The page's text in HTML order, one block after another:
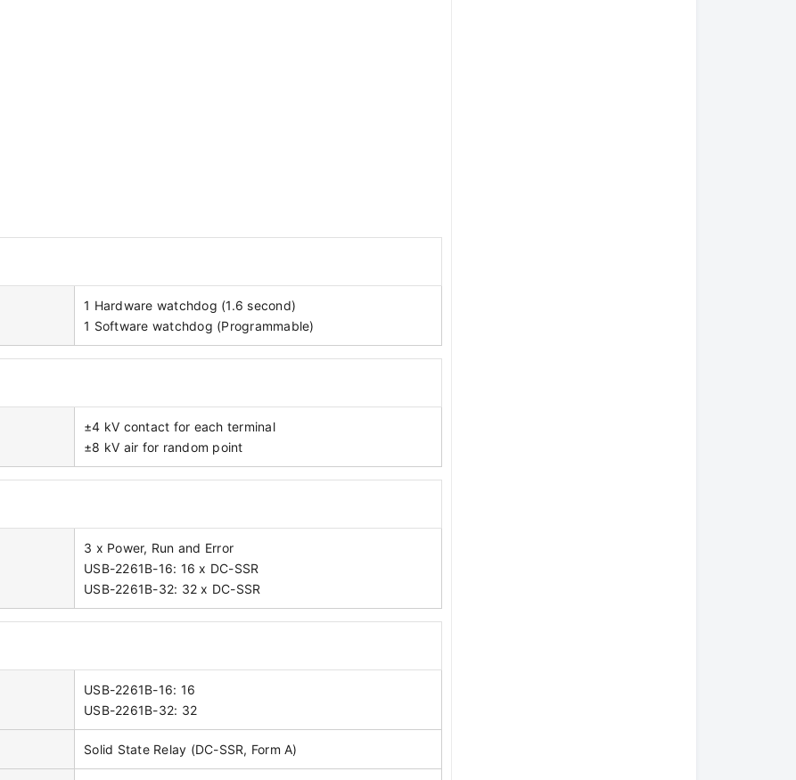
1 Hardware watchdog (1.6 second)
1 Software watchdog (Programmable)
±4 kV contact for each terminal
±8 kV air for random point
3 x Power, Run and Error
USB-2261B-16: 16 x DC-SSR
USB-2261B-32: 32 x DC-SSR
USB-2261B-16: 16
USB-2261B-32: 32
Solid State Relay (DC-SSR, Form A)